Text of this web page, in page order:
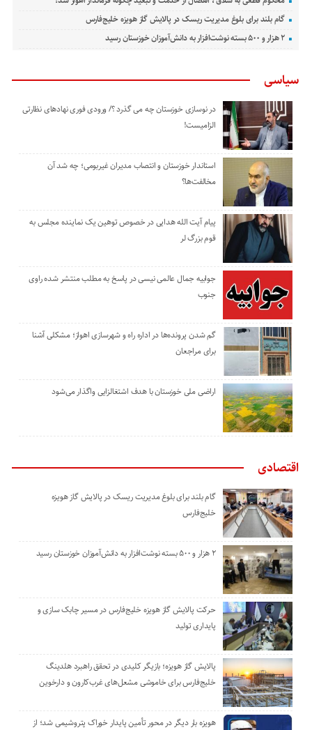
گام بلند برای بلوغ مدیریت ریسک در پالایش گاز هویزه خلیج‌فارس
۲ هزار و ۵۰۰ بسته نوشت‌افزار به دانش‌آموزان خوزستان رسید
سیاسی
در نوسازی خوزستان چه می گذرد ؟/ ورودی فوری نهادهای نظارتی
الزامیست!
استاندار خوزستان و انتصاب مدیران غیربومی؛ چه شد آن
مخالفت‌ها؟
پیام آیت الله هدایی در خصوص توهین یک نماینده مجلس به
قوم بزرگ لر
جوابیه جمال عالمی نیسی در پاسخ به مطلب منتشر شده راوی
جنوب
گم شدن پرونده‌ها در اداره راه و شهرسازی اهواز؛ مشکلی آشنا
برای مراجعان
اراضی ملی خوزستان با هدف اشتغالزایی واگذار می‌شود
اقتصادی
گام بلند برای بلوغ مدیریت ریسک در پالایش گاز هویزه
خلیج‌فارس
۲ هزار و ۵۰۰ بسته نوشت‌افزار به دانش‌آموزان خوزستان رسید
حرکت پالایش گاز هویزه خلیج‌فارس در مسیر چابک سازی و
پایداری تولید
پالایش گاز هویزه؛ بازیگر کلیدی در تحقق راهبرد هلدینگ
خلیج‌فارس برای خاموشی مشعل‌های غرب‌کارون و دارخوین
هویزه بار دیگر در محور تأمین پایدار خوراک پتروشیمی شد؛ از